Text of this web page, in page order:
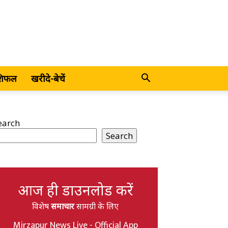
खरीदे-बेचें
Search
आज ही डाउनलोड करें
विशेषसमाचारसामग्री के लिए